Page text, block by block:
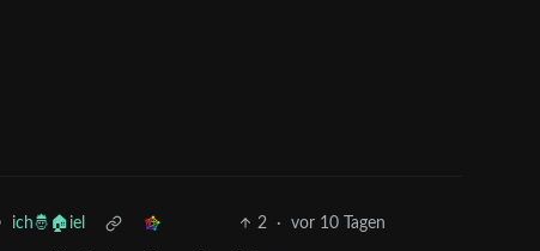
ich🤴🏠iel 2 · vor 10 Tagen